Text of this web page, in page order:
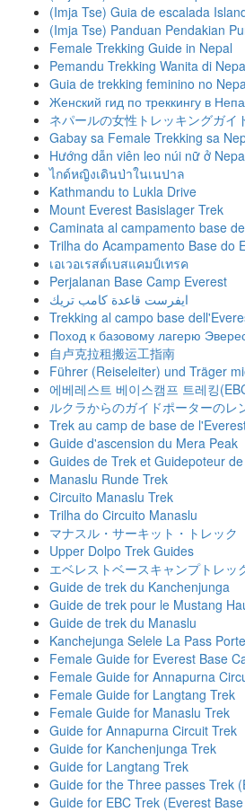
(Imja Tse) Guia de escalada
(Imja Tse) Panduan Pendakian
Female Trekking Guide in Nepal
Pemandu Trekking Wanita di
Guia de trekking feminino no
Женский гид по треккингу в
ネパールの女性トレッキングガイ
Gabay sa Female Trekking sa
Hướng dẫn viên leo núi nữ ở
ไกด์หญิงเดินป่าในเนปาล
Kathmandu to Lukla Drive
Mount Everest Basislager Trek
Caminata al campamento base
Trilha do Acampamento Base do
เอเวอเรสต์เบสแคมป์เทรค
Perjalanan Base Camp Everest
ايفرست قاعدة كامب تريك
Trekking al campo base
Поход к базовому лагерю
自卢克拉租搬运工指南
Führer (Reiseleiter) und Träger
에베레스트 베이스캠프 트레킹
ルクラからのガイドポーターのレ
Trek au camp de base de
Guide d'ascension du Mera Peak
Guides de Trek et Guidepoteur
Manaslu Runde Trek
Circuito Manaslu Trek
Trilha do Circuito Manaslu
マナスル・サーキット・トレック
Upper Dolpo Trek Guides
エベレストベースキャンプトレッ
Guide de trek du Kanchenjunga
Guide de trek pour le Mustang
Guide de trek du Manaslu
Kanchejunga Selele La Pass
Female Guide for Everest Base
Female Guide for Annapurna
Female Guide for Langtang Trek
Female Guide for Manaslu Trek
Guide for Annapurna Circuit Trek
Guide for Kanchenjunga Trek
Guide for Langtang Trek
Guide for the Three passes Trek
Guide for EBC Trek (Everest